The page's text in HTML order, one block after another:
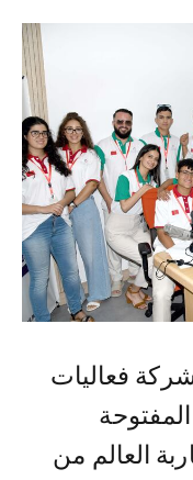
فعاليات
العالم من